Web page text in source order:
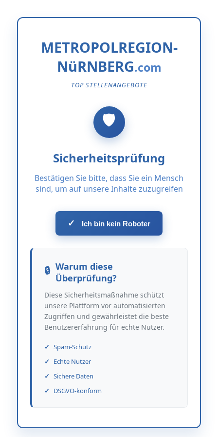
METROPOLREGION-
NüRNBERG
TOP STELLENANGEBOTE
Sicherheitsprüfung
Bestätigen Sie bitte, dass Sie ein Mensch
sind, um auf unsere Inhalte zuzugreifen
✓ Ich bin kein Roboter
Warum diese
Überprüfung?
Diese Sicherheitsmaßnahme schützt
unsere Plattform vor automatisierten
Zugriffen und gewährleistet die beste
Benutzererfahrung für echte Nutzer.
Spam-Schutz
Echte Nutzer
Sichere Daten
DSGVO-konform